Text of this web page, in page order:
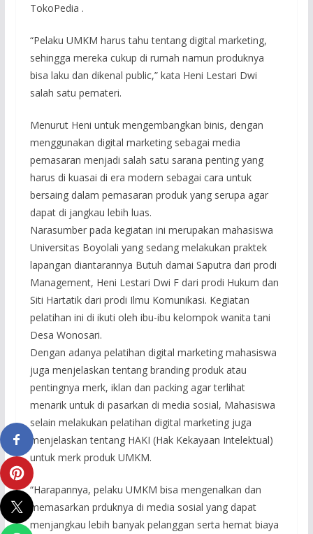
TokoPedia .
“Pelaku UMKM harus tahu tentang digital marketing,
sehingga mereka cukup di rumah namun produknya
bisa laku dan dikenal public,” kata Heni Lestari Dwi
salah satu pemateri.
Menurut Heni untuk mengembangkan binis, dengan
menggunakan digital marketing sebagai media
pemasaran menjadi salah satu sarana penting yang
harus di kuasai di era modern sebagai cara untuk
bersaing dalam pemasaran produk yang serupa agar
dapat di jangkau lebih luas.
Narasumber pada kegiatan ini merupakan mahasiswa
Universitas Boyolali yang sedang melakukan praktek
lapangan diantarannya Butuh damai Saputra dari prodi
Management, Heni Lestari Dwi F dari prodi Hukum dan
Siti Hartatik dari prodi Ilmu Komunikasi. Kegiatan
pelatihan ini di ikuti oleh ibu-ibu kelompok wanita tani
Desa Wonosari.
Dengan adanya pelatihan digital marketing mahasiswa
juga menjelaskan tentang branding produk atau
pentingnya merk, iklan dan packing agar terlihat
menarik untuk di pasarkan di media sosial, Mahasiswa
selain melakukan pelatihan digital marketing juga
menjelaskan tentang HAKI (Hak Kekayaan Intelektual)
untuk merk produk UMKM.
“Harapannya, pelaku UMKM bisa mengenalkan dan
memasarkan prduknya di media sosial yang dapat
menjangkau lebih banyak pelanggan serta hemat biaya